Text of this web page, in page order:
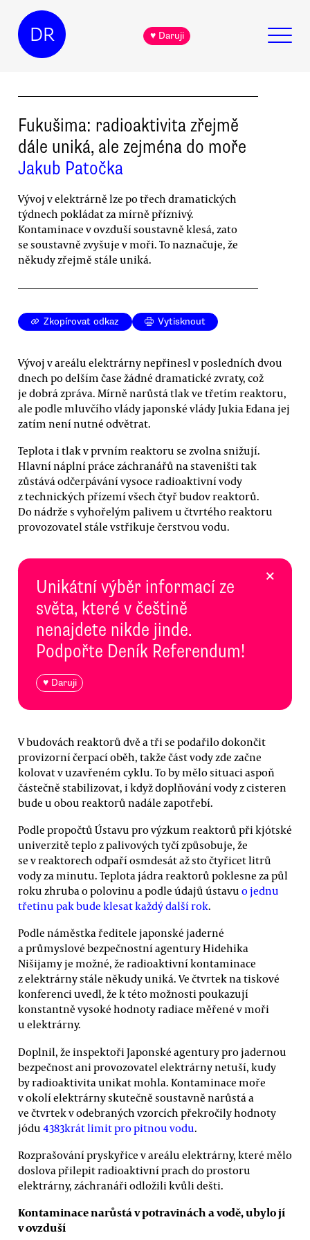
DR ♥ Daruji
Fukušima: radioaktivita zřejmě
dále uniká, ale zejména do moře
Jakub Patočka
Vývoj v elektrárně lze po třech dramatických
týdnech pokládat za mírně příznivý.
Kontaminace v ovzduší soustavně klesá, zato
se soustavně zvyšuje v moři. To naznačuje, že
někudy zřejmě stále uniká.
Zkopírovat odkaz Vytisknout
Vývoj v areálu elektrárny nepřinesl v posledních dvou
dnech po delším čase žádné dramatické zvraty, což
je dobrá zpráva. Mírně narůstá tlak ve třetím reaktoru,
ale podle mluvčího vlády japonské vlády Jukia Edana jej
zatím není nutné odvětrat.
Teplota i tlak v prvním reaktoru se zvolna snižují.
Hlavní náplní práce záchranářů na staveništi tak
zůstává odčerpávání vysoce radioaktivní vody
z technických přízemí všech čtyř budov reaktorů.
Do nádrže s vyhořelým palivem u čtvrtého reaktoru
provozovatel stále vstřikuje čerstvou vodu.
Unikátní výběr informací ze
světa, které v češtině
nenajdete nikde jinde.
Podpořte Deník Referendum!
♥ Daruji
×
V budovách reaktorů dvě a tři se podařilo dokončit
provizorní čerpací oběh, takže část vody zde začne
kolovat v uzavřeném cyklu. To by mělo situaci aspoň
částečně stabilizovat, i když doplňování vody z cisteren
bude u obou reaktorů nadále zapotřebí.
Podle propočtů Ústavu pro výzkum reaktorů při kjótské
univerzitě teplo z palivových tyčí způsobuje, že
se v reaktorech odpaří osmdesát až sto čtyřicet litrů
vody za minutu. Teplota jádra reaktorů poklesne za půl
roku zhruba o polovinu a podle údajů ústavu o jednu
třetinu pak bude klesat každý další rok.
Podle náměstka ředitele japonské jaderné
a průmyslové bezpečnostní agentury Hidehika
Nišijamy je možné, že radioaktivní kontaminace
z elektrárny stále někudy uniká. Ve čtvrtek na tiskové
konferenci uvedl, že k této možnosti poukazují
konstantně vysoké hodnoty radiace měřené v moři
u elektrárny.
Doplnil, že inspektoři Japonské agentury pro jadernou
bezpečnost ani provozovatel elektrárny netuší, kudy
by radioaktivita unikat mohla. Kontaminace moře
v okolí elektrárny skutečně soustavně narůstá a
ve čtvrtek v odebraných vzorcích překročily hodnoty
jódu 4383krát limit pro pitnou vodu.
Rozprašování pryskyřice v areálu elektrárny, které mělo
doslova přilepit radioaktivní prach do prostoru
elektrárny, záchranáři odložili kvůli dešti.
Kontaminace narůstá v potravinách a vodě, ubylo jí
v ovzduší